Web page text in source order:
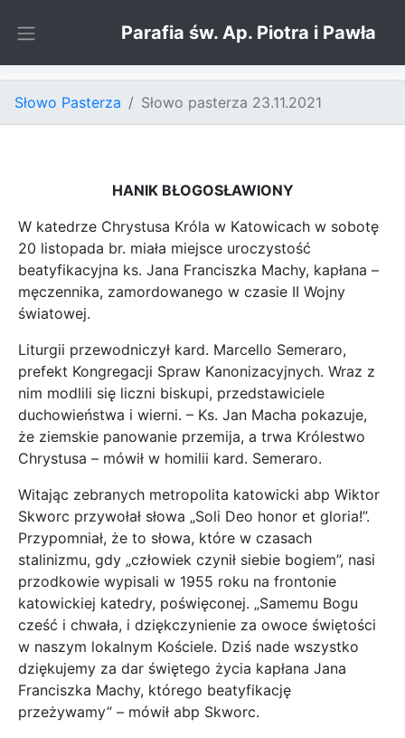
Parafia św. Ap. Piotra i Pawła
Słowo Pasterza Słowo pasterza 23.11.2021
HANIK BŁOGOSŁAWIONY
W katedrze Chrystusa Króla w Katowicach w sobotę
20 listopada br. miała miejsce uroczystość
beatyfikacyjna ks. Jana Franciszka Machy, kapłana –
męczennika, zamordowanego w czasie II Wojny
światowej.
Liturgii przewodniczył kard. Marcello Semeraro,
prefekt Kongregacji Spraw Kanonizacyjnych. Wraz z
nim modlili się liczni biskupi, przedstawiciele
duchowieństwa i wierni. – Ks. Jan Macha pokazuje,
że ziemskie panowanie przemija, a trwa Królestwo
Chrystusa – mówił w homilii kard. Semeraro.
Witając zebranych metropolita katowicki abp Wiktor
Skworc przywołał słowa „Soli Deo honor et gloria!”.
Przypomniał, że to słowa, które w czasach
stalinizmu, gdy „człowiek czynił siebie bogiem”, nasi
przodkowie wypisali w 1955 roku na frontonie
katowickiej katedry, poświęconej. „Samemu Bogu
cześć i chwała, i dziękczynienie za owoce świętości
w naszym lokalnym Kościele. Dziś nade wszystko
dziękujemy za dar świętego życia kapłana Jana
Franciszka Machy, którego beatyfikację
przeżywamy” – mówił abp Skworc.